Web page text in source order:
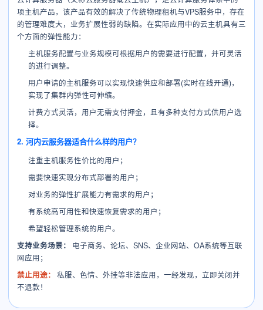
项主机产品，该产品有效的解决了传统物理租机与VPS服务中，存在
的管理难度大，业务扩展性弱的缺陷。在实际应用中的云主机具有三
个方面的弹性能力：
主机服务配置与业务规模可根据用户的需要进行配置，并可灵活
的进行调整。
用户申请的主机服务可以实现快速供应和部署(实时在线开通)，
实现了集群内弹性可伸缩。
计费方式灵活，用户无需支付押金，且有多种支付方式供用户选
择。
2. 河内云服务器适合什么样的用户？
注重主机服务性价比的用户；
需要快速实现分布式部署的用户；
对业务的弹性扩展能力有需求的用户；
有系统高可用性和快速恢复需求的用户；
希望轻松管理系统的用户。
支持业务场景：
电子商务、论坛、SNS、企业网站、OA系统等互联
网应用；
禁止用途：
私服、色情、外挂等非法应用，一经发现，立即关闭并
不退款！